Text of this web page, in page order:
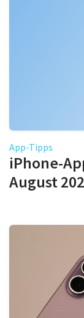
App-Tipps
iPhone-
August